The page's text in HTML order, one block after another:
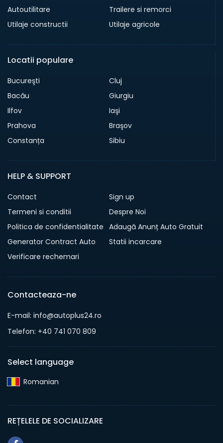
Autoutilitare
Trailere si remorci
Utilaje constructii
Utilaje agricole
Locatii populare
Bucureşti
Cluj
Bacău
Giurgiu
Ilfov
Iaşi
Prahova
Braşov
Constanța
Sibiu
HELP & SUPPORT
Contact
Sign up
Termeni si conditii
Despre Noi
Politica de confidentialitate Adaugă Anunț Auto Gratuit
Generator Contract Auto
Statii incarcare
Verificare rechemari
Contacteaza-ne
E-mail: info@autoplus24.ro
Telefon: +40 741 070 809
Select language
Romanian‎
REȚELELE DE SOCIALIZARE